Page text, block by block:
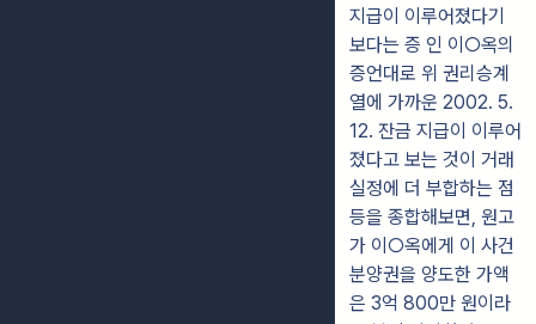
지급이 이루어졌다기
보다는 증 인 이○옥의
증언대로 위 권리승계
열에 가까운 2002. 5.
12. 잔금 지급이 이루어
졌다고 보는 것이 거래
실정에 더 부합하는 점
등을 종합해보면, 원고
가 이○옥에게 이 사건
분양권을 양도한 가액
은 3억 800만 원이라